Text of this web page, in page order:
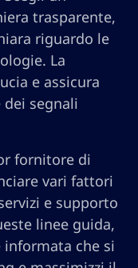
trasparente,
riguardo le
La
e assicura
dei segnali
fornitore di
vari fattori
e supporto
linee guida,
che si